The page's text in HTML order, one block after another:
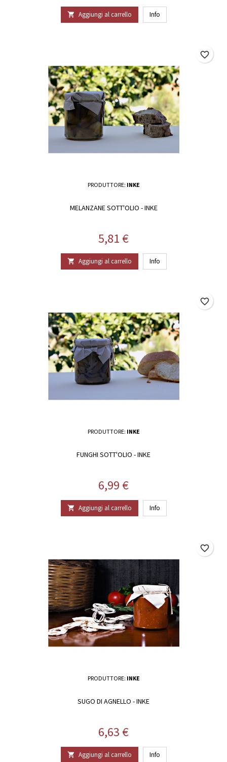
 Aggiungi al carrello Info
PRODUTTORE: INKE
MELANZANE SOTT'OLIO - INKE
Prezzo
5,81 €
 Aggiungi al carrello Info
favorite_border
PRODUTTORE: INKE
FUNGHI SOTT'OLIO - INKE
Prezzo
6,99 €
 Aggiungi al carrello Info
favorite_border
PRODUTTORE: INKE
SUGO DI AGNELLO - INKE
Prezzo
6,63 €
 Aggiungi al carrello Info
favorite_border